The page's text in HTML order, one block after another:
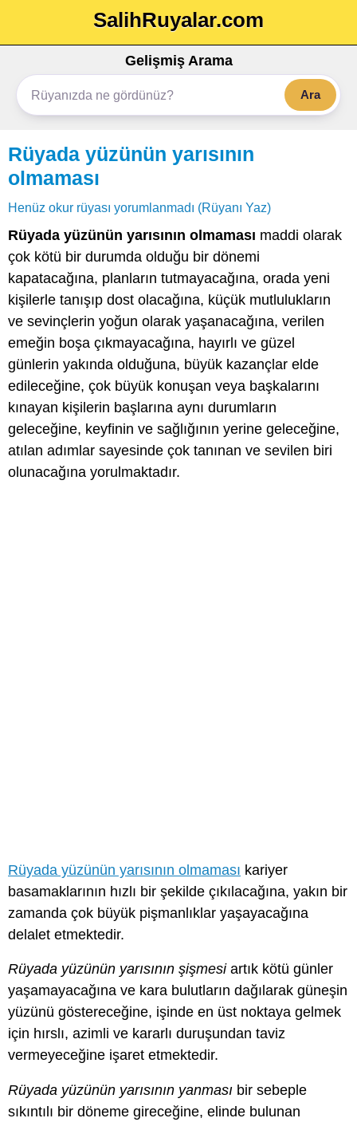
SalihRuyalar.com
Gelişmiş Arama
Ara
Rüyada yüzünün yarısının
olmaması
Henüz okur rüyası yorumlanmadı (Rüyanı Yaz)
Rüyada yüzünün yarısının olmaması maddi olarak
çok kötü bir durumda olduğu bir dönemi
kapatacağına, planların tutmayacağına, orada yeni
kişilerle tanışıp dost olacağına, küçük mutlulukların
ve sevinçlerin yoğun olarak yaşanacağına, verilen
emeğin boşa çıkmayacağına, hayırlı ve güzel
günlerin yakında olduğuna, büyük kazançlar elde
edileceğine, çok büyük konuşan veya başkalarını
kınayan kişilerin başlarına aynı durumların
geleceğine, keyfinin ve sağlığının yerine geleceğine,
atılan adımlar sayesinde çok tanınan ve sevilen biri
olunacağına yorulmaktadır.
Rüyada yüzünün yarısının olmaması kariyer
basamaklarının hızlı bir şekilde çıkılacağına, yakın bir
zamanda çok büyük pişmanlıklar yaşayacağına
delalet etmektedir.
Rüyada yüzünün yarısının şişmesiartık kötü günler
yaşamayacağına ve kara bulutların dağılarak güneşin
yüzünü göstereceğine, işinde en üst noktaya gelmek
için hırslı, azimli ve kararlı duruşundan taviz
vermeyeceğine işaret etmektedir.
Rüyada yüzünün yarısının yanması bir sebeple
sıkıntılı bir döneme gireceğine, elinde bulunan